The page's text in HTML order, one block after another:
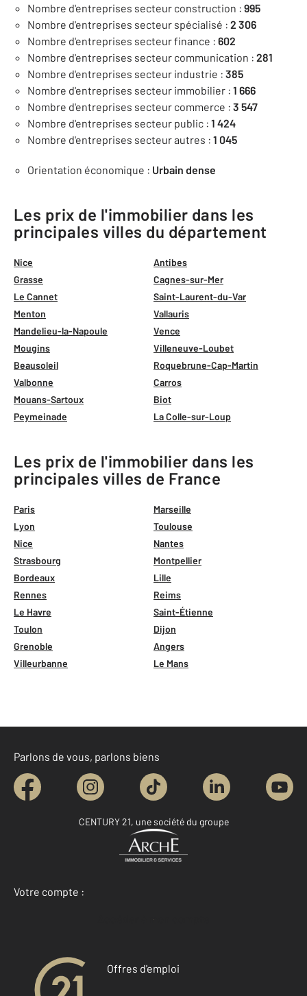
Nombre d'entreprises secteur construction : 995
Nombre d'entreprises secteur spécialisé : 2 306
Nombre d'entreprises secteur finance : 602
Nombre d'entreprises secteur communication : 281
Nombre d'entreprises secteur industrie : 385
Nombre d'entreprises secteur immobilier : 1 666
Nombre d'entreprises secteur commerce : 3 547
Nombre d'entreprises secteur public : 1 424
Nombre d'entreprises secteur autres : 1 045
Orientation économique : Urbain dense
Les prix de l'immobilier dans les
principales villes du département
Nice
Antibes
Grasse
Cagnes-sur-Mer
Le Cannet
Saint-Laurent-du-Var
Menton
Vallauris
Mandelieu-la-Napoule
Vence
Mougins
Villeneuve-Loubet
Beausoleil
Roquebrune-Cap-Martin
Valbonne
Carros
Mouans-Sartoux
Biot
Peymeinade
La Colle-sur-Loup
Les prix de l'immobilier dans les
principales villes de France
Paris
Marseille
Lyon
Toulouse
Nice
Nantes
Strasbourg
Montpellier
Bordeaux
Lille
Rennes
Reims
Le Havre
Saint-Étienne
Toulon
Dijon
Grenoble
Angers
Villeurbanne
Le Mans
Parlons de vous, parlons biens
CENTURY 21, une société du groupe
Votre compte :
Accéder à mon compte
Offres d'emploi